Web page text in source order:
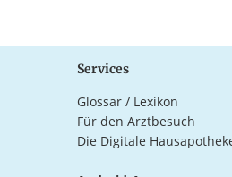
Services
Glossar / Lexikon
Für den Arztbesuch
Die Digitale